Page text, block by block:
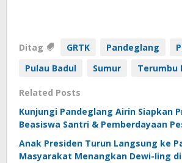
Ditag GRTK Pandeglang
Pulau Badul
Sumur Terumbu
Related Posts
Kunjungi Pandeglang Airin Siapkan
Beasiswa Santri & Pemberdayaan
Anak Presiden Turun Langsung ke
Masyarakat Menangkan Dewi-Iing di